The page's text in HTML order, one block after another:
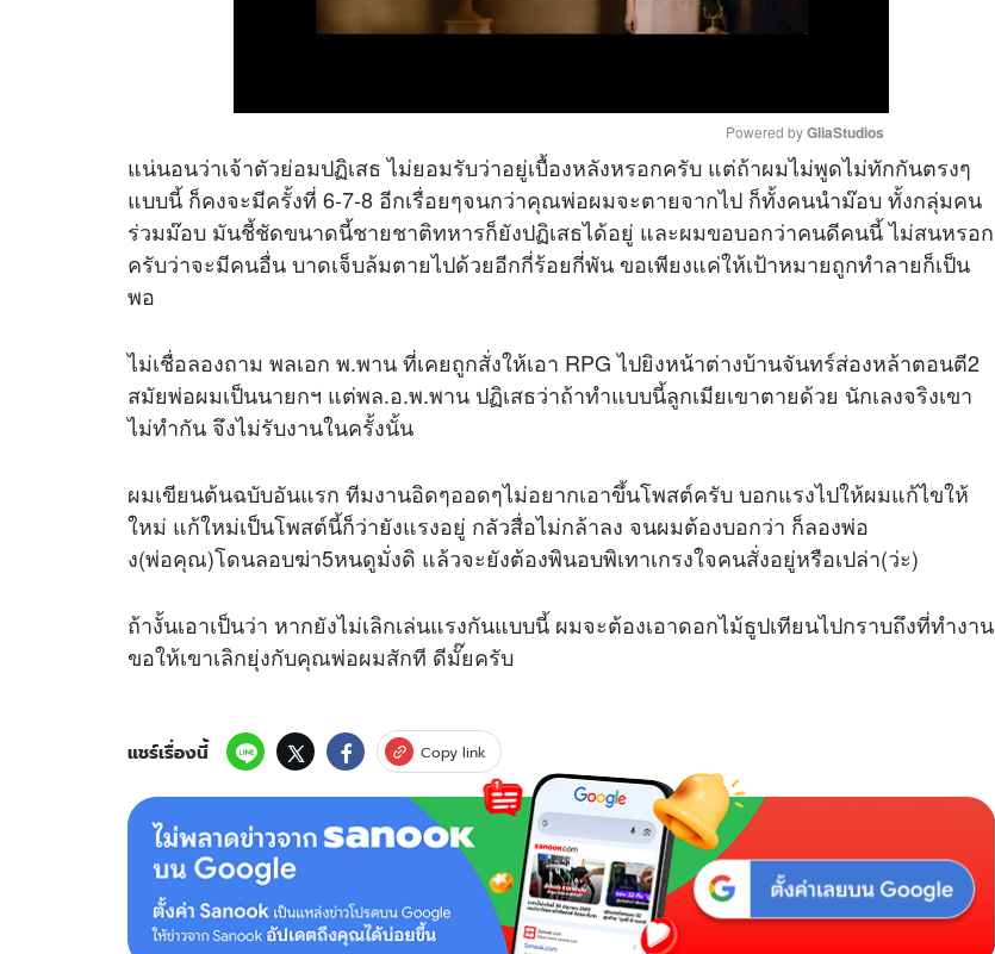
M
u
t
Powered by GliaStudios
แน่นอนว่าเจ้าตัวย่อมปฏิเสธ ไม่ยอมรับว่าอยู่เบื้องหลังหรอกครับ แต่ถ้าผมไม่พูดไม่ทักกันตรงๆ
แบบนี้ ก็คงจะมีครั้งที่ 6-7-8 อีกเรื่อยๆจนกว่าคุณพ่อผมจะตายจากไป ก็ทั้งคนนำม๊อบ ทั้งกลุ่มคน
ร่วมม๊อบ มันชี้ชัดขนาดนี้ชายชาติทหารก็ยังปฏิเสธได้อยู่ และผมขอบอกว่าคนดีคนนี้ ไม่สนหรอก
ครับว่าจะมีคนอื่น บาดเจ็บล้มตายไปด้วยอีกกี่ร้อยกี่พัน ขอเพียงแค่ให้เป้าหมายถูกทำลายก็เป็น
พอ
ไม่เชื่อลองถาม พลเอก พ.พาน ที่เคยถูกสั่งให้เอา RPG ไปยิงหน้าต่างบ้านจันทร์ส่องหล้าตอนตี2
สมัยพ่อผมเป็นนายกฯ แต่พล.อ.พ.พาน ปฏิเสธว่าถ้าทำแบบนี้ลูกเมียเขาตายด้วย นักเลงจริงเขา
ไม่ทำกัน จึงไม่รับงานในครั้งนั้น
ผมเขียนต้นฉบับอันแรก ทีมงานอิดๆออดๆไม่อยากเอาขึ้นโพสต์ครับ บอกแรงไปให้ผมแก้ไขให้
ใหม่ แก้ใหม่เป็นโพสต์นี้ก็ว่ายังแรงอยู่ กลัวสื่อไม่กล้าลง จนผมต้องบอกว่า ก็ลองพ่อ
ง(พ่อคุณ)โดนลอบฆ่า5หนดูมั่งดิ แล้วจะยังต้องพินอบพิเทาเกรงใจคนสั่งอยู่หรือเปล่า(ว่ะ)
ถ้างั้นเอาเป็นว่า หากยังไม่เลิกเล่นแรงกันแบบนี้ ผมจะต้องเอาดอกไม้ธูปเทียนไปกราบถึงที่ทำงาน
ขอให้เขาเลิกยุ่งกับคุณพ่อผมสักที ดีมั๊ยครับ
แชร์เรื่องนี้ Copy link